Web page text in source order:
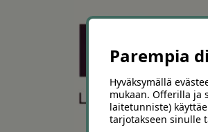
Parempia
Hyväksymällä
mukaan. Offerilla ja
laitetunniste)
tarjotakseen sinulle